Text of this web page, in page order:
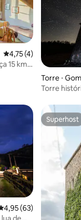
4,75 de uma avaliação
4,75 (4)
15 km.
Torre ⋅
Torre
de uma avaliação
4,95 (63)
Superhost
Superhost